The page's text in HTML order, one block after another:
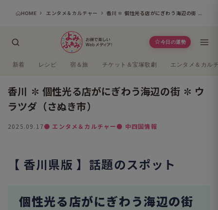
HOME エンタメ＆カルチャー 香川 ✽ 個性光る店がにぎわう海辺の街 ✽ ウラツダ（さぬき市）
今日の運勢
新着 レシピ 宿＆旅 チケット＆宝塚歌劇 エンタメ＆カル
香川 ✽ 個性光る店がにぎわう海辺の街 ✽ ウ
ラツダ（さぬき市）
2025.09.17● エンタメ＆カルチャー● 中四国情報
【 香川県版 】話題のスポット
個性光る店がにぎわう海辺の街